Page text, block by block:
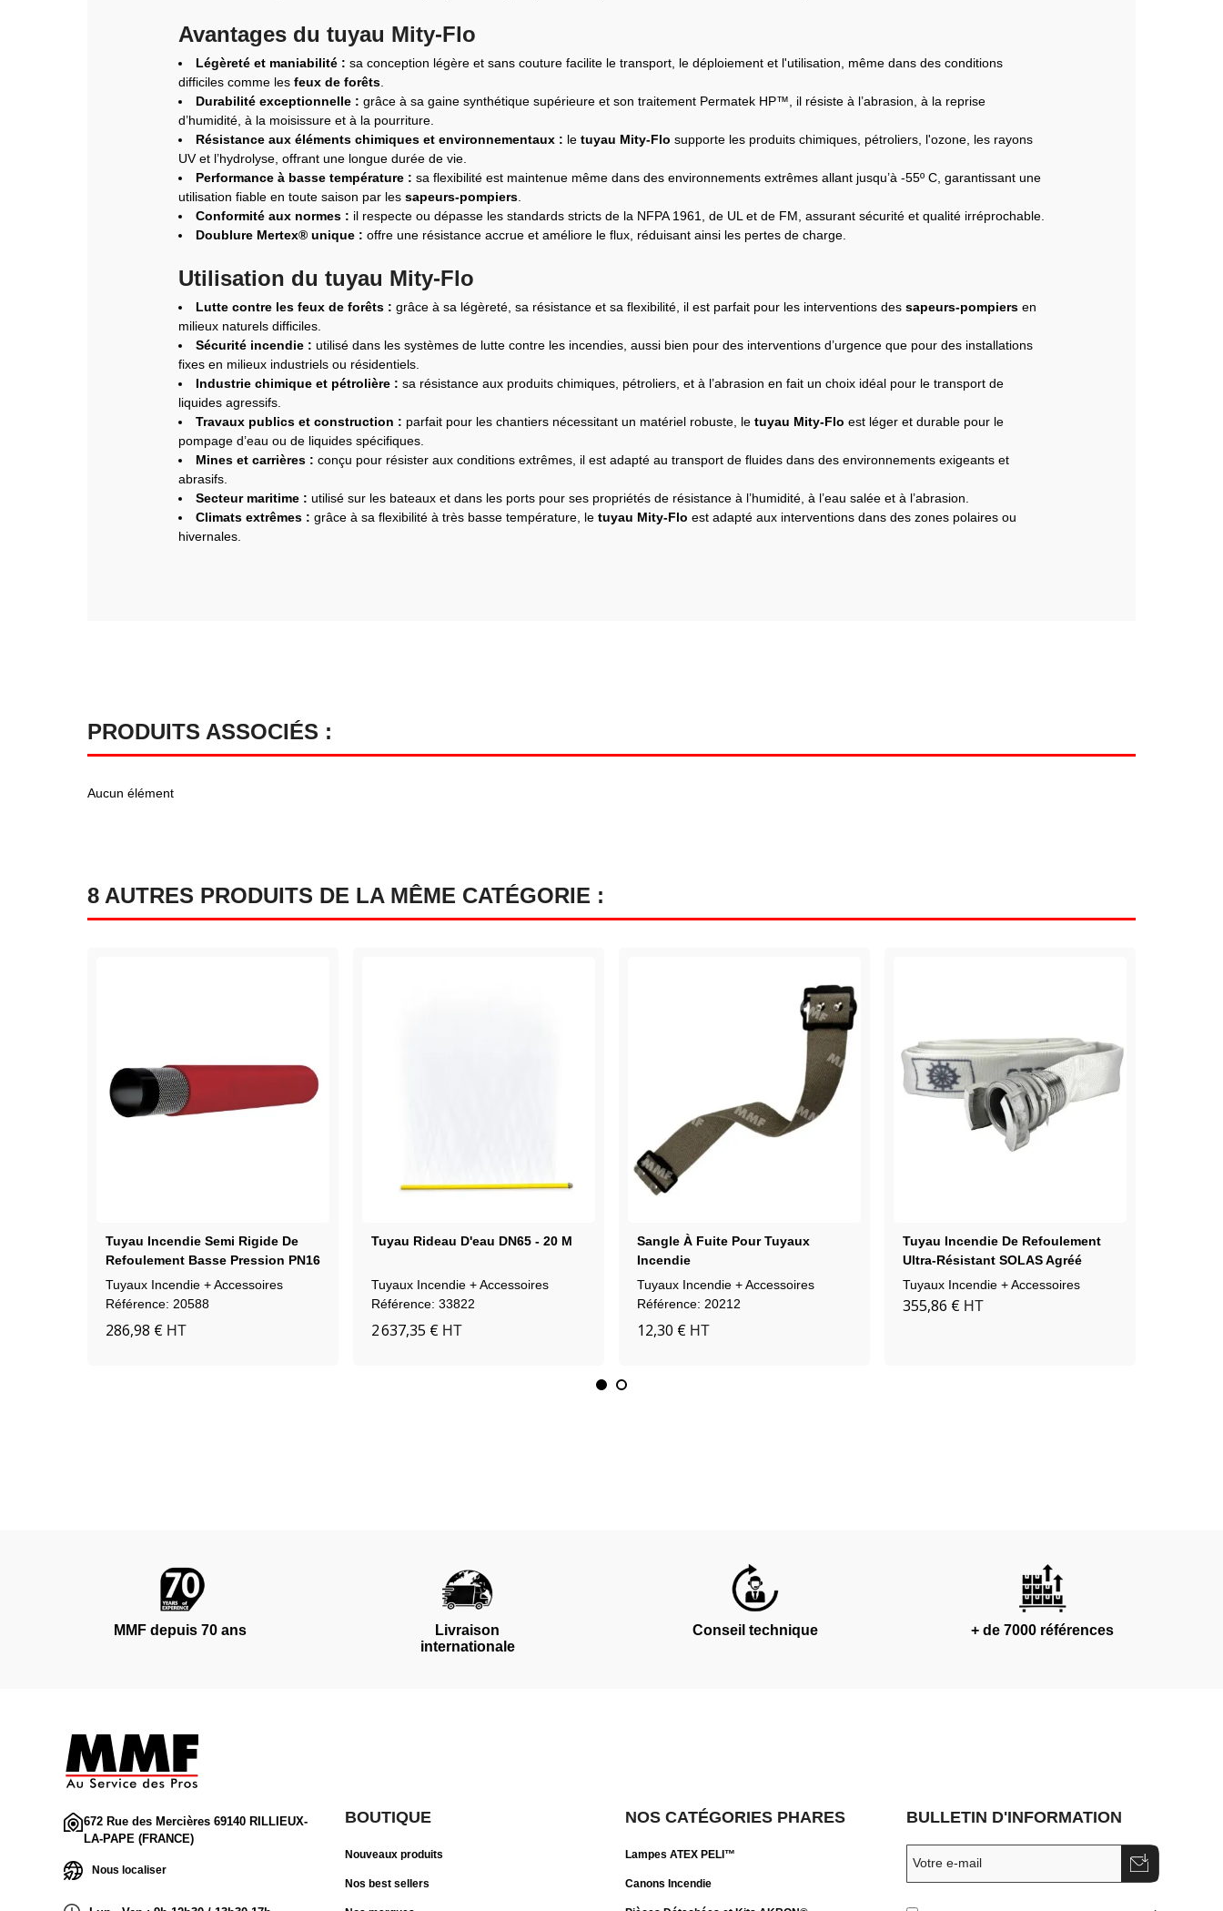
Avantages du tuyau Mity-Flo
Légèreté et maniabilité : sa conception légère et sans couture facilite le transport, le déploiement et l'utilisation, même dans des conditions
difficiles comme les feux de forêts.
Durabilité exceptionnelle : grâce à sa gaine synthétique supérieure et son traitement Permatek HP™, il résiste à l’abrasion, à la reprise
d’humidité, à la moisissure et à la pourriture.
Résistance aux éléments chimiques et environnementaux : le tuyau Mity-Flo supporte les produits chimiques, pétroliers, l'ozone, les rayons
UV et l’hydrolyse, offrant une longue durée de vie.
Performance à basse température : sa flexibilité est maintenue même dans des environnements extrêmes allant jusqu’à -55º C, garantissant une
utilisation fiable en toute saison par les sapeurs-pompiers.
Conformité aux normes : il respecte ou dépasse les standards stricts de la NFPA 1961, de UL et de FM, assurant sécurité et qualité irréprochable.
Doublure Mertex® unique : offre une résistance accrue et améliore le flux, réduisant ainsi les pertes de charge.
Utilisation du tuyau Mity-Flo
Lutte contre les feux de forêts : grâce à sa légèreté, sa résistance et sa flexibilité, il est parfait pour les interventions des sapeurs-pompiers en
milieux naturels difficiles.
Sécurité incendie : utilisé dans les systèmes de lutte contre les incendies, aussi bien pour des interventions d’urgence que pour des installations
fixes en milieux industriels ou résidentiels.
Industrie chimique et pétrolière : sa résistance aux produits chimiques, pétroliers, et à l’abrasion en fait un choix idéal pour le transport de
liquides agressifs.
Travaux publics et construction : parfait pour les chantiers nécessitant un matériel robuste, le tuyau Mity-Flo est léger et durable pour le
pompage d’eau ou de liquides spécifiques.
Mines et carrières : conçu pour résister aux conditions extrêmes, il est adapté au transport de fluides dans des environnements exigeants et
abrasifs.
Secteur maritime : utilisé sur les bateaux et dans les ports pour ses propriétés de résistance à l’humidité, à l’eau salée et à l’abrasion.
Climats extrêmes : grâce à sa flexibilité à très basse température, le tuyau Mity-Flo est adapté aux interventions dans des zones polaires ou
hivernales.
PRODUITS ASSOCIÉS :
Aucun élément
8 AUTRES PRODUITS DE LA MÊME CATÉGORIE :
Tuyau Incendie Semi Rigide De
Refoulement Basse Pression PN16
Tuyaux Incendie + Accessoires
Référence: 20588
286,98 € HT
Tuyau Rideau D'eau DN65 - 20 M
Tuyaux Incendie + Accessoires
Référence: 33822
2 637,35 € HT
Sangle À Fuite Pour Tuyaux
Incendie
Tuyaux Incendie + Accessoires
Référence: 20212
12,30 € HT
Tuyau Incendie De Refoulement
Ultra-Résistant SOLAS Agréé
Marine
Tuyaux Incendie + Accessoires
355,86 € HT
MMF depuis 70 ans
Livraison
internationale
Conseil technique + de 7000 références
672 Rue des Mercières 69140 RILLIEUX-
LA-PAPE (FRANCE)
Nous localiser
BOUTIQUE
Nouveaux produits
Nos best sellers
NOS CATÉGORIES PHARES
Lampes ATEX PELI™
Canons Incendie
BULLETIN D'INFORMATION